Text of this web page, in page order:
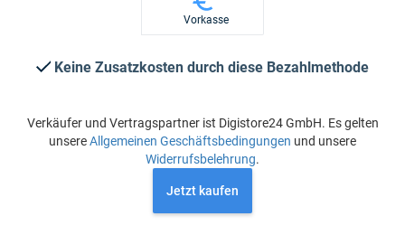
Vorkasse
Keine Zusatzkosten durch diese Bezahlmethode
Verkäufer und Vertragspartner ist Digistore24 GmbH. Es gelten
unsereAllgemeinen Geschäftsbedingungen und unsere
Widerrufsbelehrung.
Jetzt kaufen